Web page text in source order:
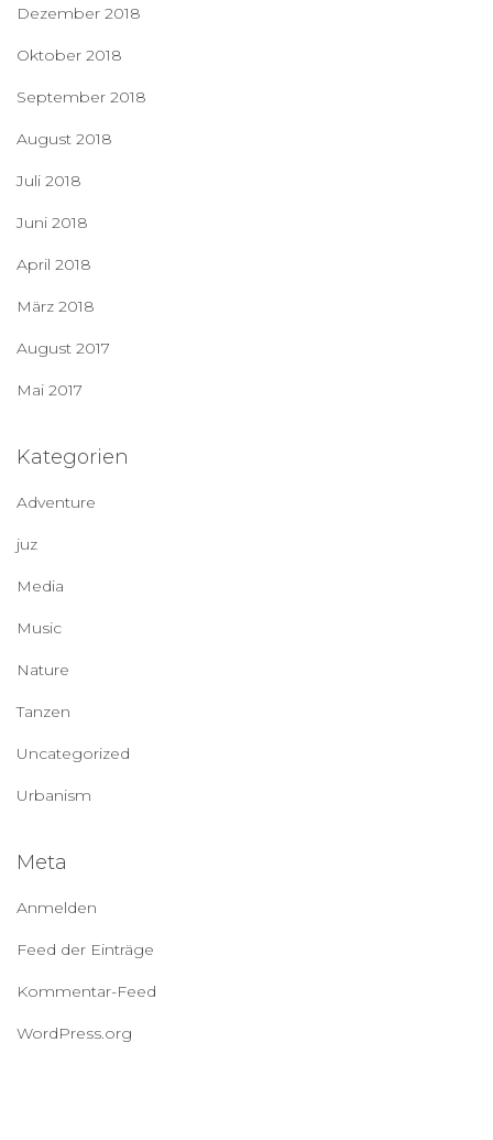
Dezember 2018
Oktober 2018
September 2018
August 2018
Juli 2018
Juni 2018
April 2018
März 2018
August 2017
Mai 2017
Kategorien
Adventure
juz
Media
Music
Nature
Tanzen
Uncategorized
Urbanism
Meta
Anmelden
Feed der Einträge
Kommentar-Feed
WordPress.org